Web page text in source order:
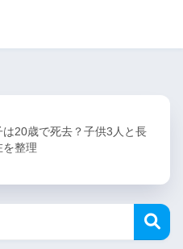
は20歳で死去？子供3人と長
を整理